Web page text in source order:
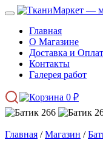
Главная
О Магазине
Доставка и
Контакты
Галерея работ
0 ₽
Главная /Магазин /